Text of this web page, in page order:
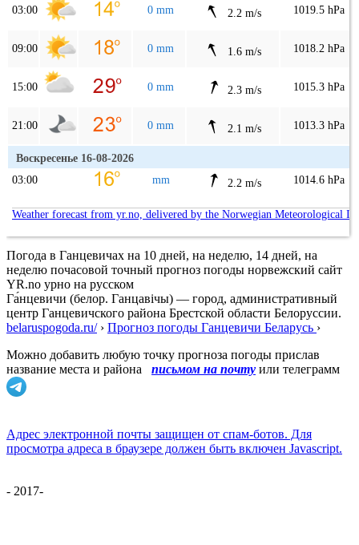
03:00 0 mm 2.2 m/s 1019.5 hPa
09:00 0 mm 1.6 m/s 1018.2 hPa
15:00 0 mm 2.3 m/s 1015.3 hPa
21:00 0 mm 2.1 m/s 1013.3 hPa
Воскресенье 16-08-2026
03:00
mm 2.2 m/s 1014.6 hPa
Weather forecast from yr.no, delivered by the Norwegian Meteorological
Погода в Ганцевичах на 10 дней, на неделю, 14 дней, на
неделю почасовой точный прогноз погоды норвежский сайт
YR.no урно на русском
Га́нцевичи (белор. Ганцавічы) — город, административный
центр Ганцевичского района Брестской области Белоруссии.
belaruspogoda.ru/› Прогноз погоды Ганцевичи Беларусь ›
Можно добавить любую точку прогноза погоды прислав
название места и района
письмом на почту или телеграмм
Адрес электронной почты защищен от спам-ботов. Для
просмотра адреса в браузере должен быть включен Javascript.
- 2017-